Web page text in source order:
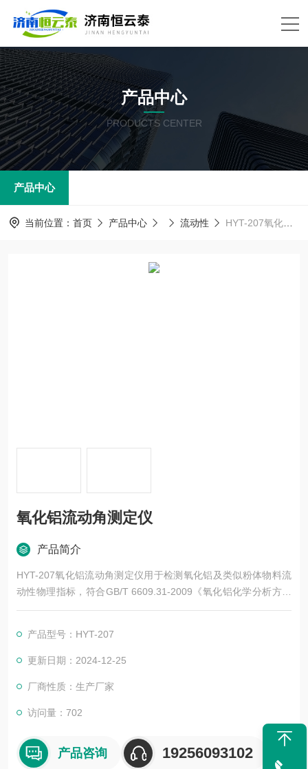
产品中心
PRODUCTS CENTER
产品中心
当前位置： 首页 产品中心 流动性 HYT-207氧化铝流动角测定仪
氧化铝流动角测定仪
产品简介
HYT-207氧化铝流动角测定仪用于检测氧化铝及类似粉体物料流
动性物理指标，符合GB/T 6609.31-2009《氧化铝化学分析方法
和物理性能测定方法流动角的测定》中提及的仪器使用方法。
产品型号：HYT-207
更新日期：2024-12-25
厂商性质：生产厂家
访问量：702
产品咨询 19256093102